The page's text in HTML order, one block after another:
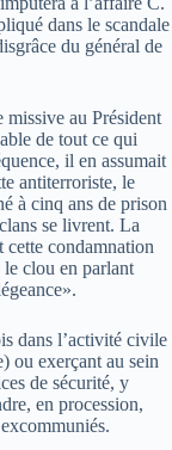
dans le scandale
du général de
au Président
de tout ce qui
il en assumait
antiterroriste, le
à cinq ans de prison
se livrent. La
condamnation
clou en parlant
dans l’activité civile
ou exerçant au sein
de sécurité, y
en procession,